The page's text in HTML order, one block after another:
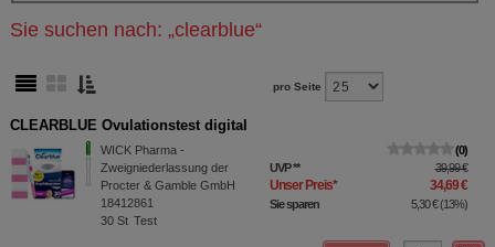
Sie suchen nach: „clearblue“
pro Seite
CLEARBLUE Ovulationstest digital
WICK Pharma -
Zweigniederlassung der
Procter & Gamble GmbH
18412861
30 St Test
0
UVP** 39,99 €
Unser Preis* 34,69 €
Sie sparen 5,30 €(13%)